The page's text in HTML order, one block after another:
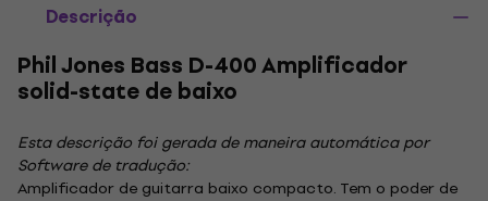
Descrição
Phil Jones Bass D-400 Amplificador
solid-state de baixo
Esta descrição foi gerada de maneira automática por
Software de tradução:
Amplificador de guitarra baixo compacto. Tem o poder de